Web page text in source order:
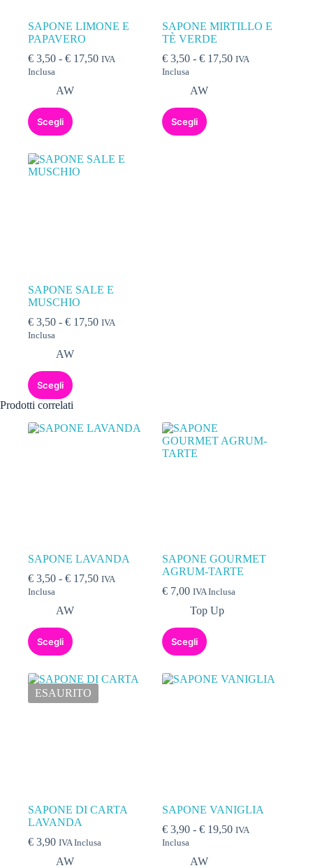
SAPONE LIMONE E
PAPAVERO
€ 3,50 - € 17,50 IVA
Inclusa
AW
Scegli
SAPONE MIRTILLO E
TÈ VERDE
€ 3,50 - € 17,50 IVA
Inclusa
AW
Scegli
SAPONE SALE E
MUSCHIO
€ 3,50 - € 17,50 IVA
Inclusa
AW
Scegli
Prodotti correlati
SAPONE LAVANDA
€ 3,50 - € 17,50 IVA
Inclusa
AW
Scegli
SAPONE GOURMET
AGRUM-TARTE
€ 7,00 IVA Inclusa
Top Up
Scegli
ESAURITO
SAPONE DI CARTA
LAVANDA
€ 3,90 IVA Inclusa
AW
SAPONE VANIGLIA
€ 3,90 - € 19,50 IVA
Inclusa
AW